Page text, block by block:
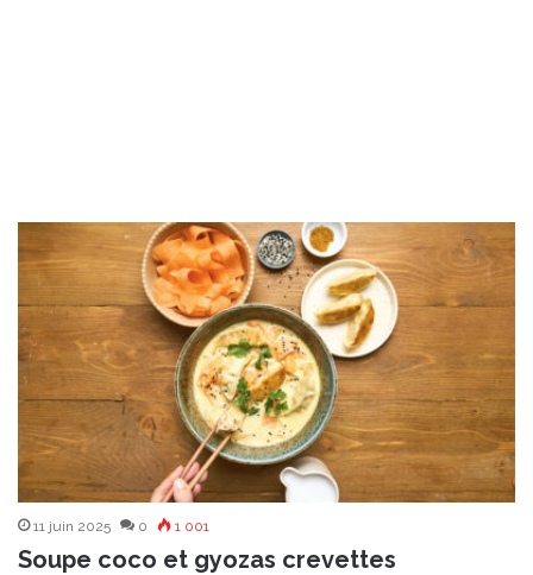
11 juin 2025 0 1 001
Soupe coco et gyozas crevettes